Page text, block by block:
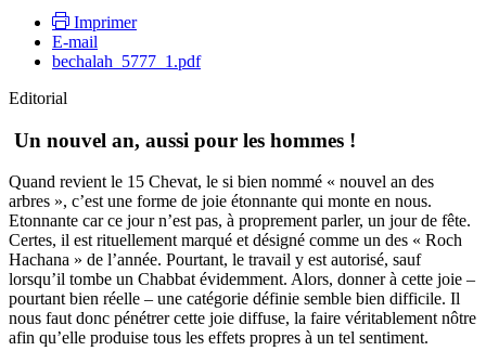
Imprimer
E-mail
bechalah_5777_1.pdf
Editorial
Un nouvel an, aussi pour les hommes !
Quand revient le 15 Chevat, le si bien nommé « nouvel an des
arbres », c’est une forme de joie étonnante qui monte en nous.
Etonnante car ce jour n’est pas, à proprement parler, un jour de fête.
Certes, il est rituellement marqué et désigné comme un des « Roch
Hachana » de l’année. Pourtant, le travail y est autorisé, sauf
lorsqu’il tombe un Chabbat évidemment. Alors, donner à cette joie –
pourtant bien réelle – une catégorie définie semble bien difficile. Il
nous faut donc pénétrer cette joie diffuse, la faire véritablement nôtre
afin qu’elle produise tous les effets propres à un tel sentiment.